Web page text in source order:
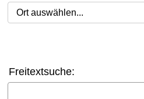
Ort auswählen
Freitextsuche: